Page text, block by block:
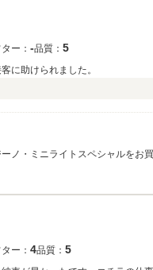
ー： ‐品質： 5
に助けられました。
ノ・ミニライトスペシャルを
ざいました。
ー： 4品質： 5